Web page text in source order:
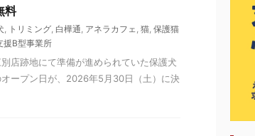
料
, トリミング, 白樺通, アネラカフェ, 猫, 保護猫
援B型事業所
店跡地にて準備が進められていた保護犬
ープン日が、2026年5月30日（土）に決